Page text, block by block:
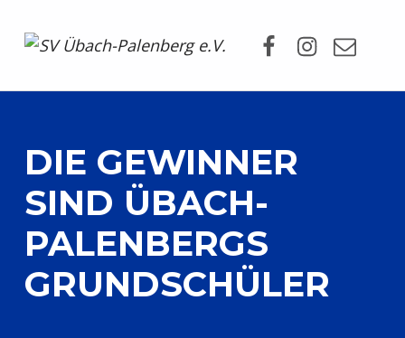
DIE GEWINNER
SIND ÜBACH-
PALENBERGS
GRUNDSCHÜLER